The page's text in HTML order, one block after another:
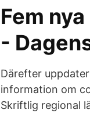
Fem
-
Därefter
information om
Skriftlig regional